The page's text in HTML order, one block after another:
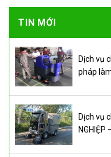
TIN MỚI
Dịch vụ
pháp
Dịch vụ
NGHIỆP